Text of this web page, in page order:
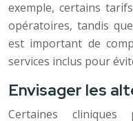
exemple, certains
opératoires, tandis
est important de
services inclus pour
Envisager les
Certaines